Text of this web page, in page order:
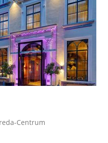
Centrum